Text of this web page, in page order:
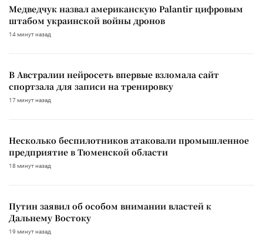
Медведчук назвал американскую Palantir цифровым
штабом украинской войны дронов
14 минут назад
В Австралии нейросеть впервые взломала сайт
спортзала для записи на тренировку
17 минут назад
Несколько беспилотников атаковали промышленное
предприятие в Тюменской области
18 минут назад
Путин заявил об особом внимании властей к
Дальнему Востоку
19 минут назад